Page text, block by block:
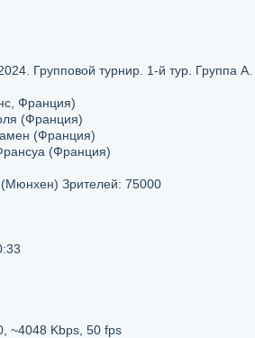
Групповой турнир. 1-й тур. Группа
Франция)
(Франция)
(Франция)
(Франция)
Зрителей: 75000
~4048 Kbps, 50 fps